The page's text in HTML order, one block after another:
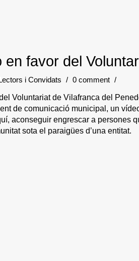
favor del
i Convidats / 0 comment /
Voluntariat de Vilafranca del
de comunicació municipal, un
aconseguir engrescar a persones
sota el paraigües d’una entitat.